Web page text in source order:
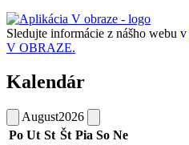
Sledujte informácie z nášho webu v
V OBRAZE.
Kalendár
August2026
Po Ut St Št Pia So Ne